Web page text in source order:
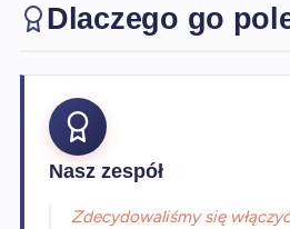
Dlaczego go
Nasz zespół
Zdecydowaliśmy się